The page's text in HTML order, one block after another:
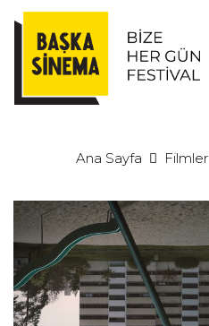
Ana Sayfa Filmler